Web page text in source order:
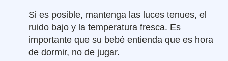
Si es posible, mantenga las luces tenues, el
ruido bajo y la temperatura fresca. Es
importante que su bebé entienda que es hora
de dormir, no de jugar.